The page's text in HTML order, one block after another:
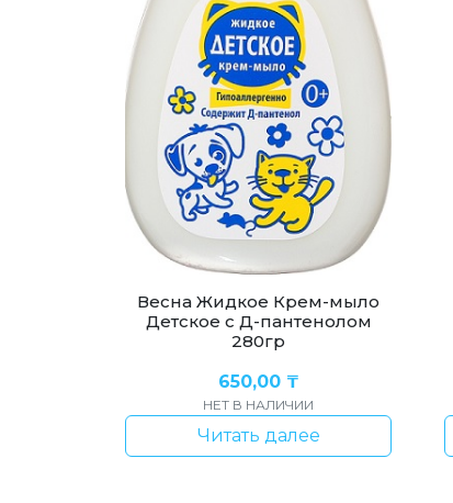
Весна Жидкое Крем-мыло
Детское с Д-пантенолом
280гр
650,00 ₸
НЕТ В НАЛИЧИИ
Читать далее